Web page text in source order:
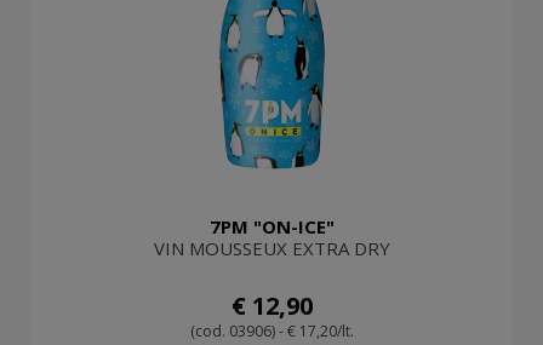
7PM "ON-ICE"
VIN MOUSSEUX EXTRA DRY
€ 12,90
(cod. 03906) - € 17,20/lt.